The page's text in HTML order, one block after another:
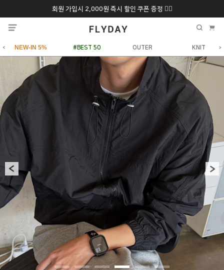
회원 가입시 2,000원 즉시 할인 쿠폰 증정 ❤️‍🔥
추석 특별 할인 10~20% 9/6 화 ~ 9/12월
NEW-IN 5% #BEST 50 OUTER KNIT